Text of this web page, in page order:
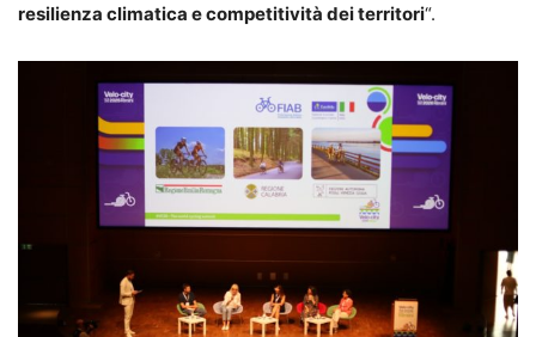
resilienza climatica e competitività dei territori“.